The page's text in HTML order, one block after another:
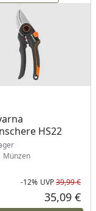
Preis
HS22
am Lager
Münzen
-12% UVP39,99 €
35,09 €